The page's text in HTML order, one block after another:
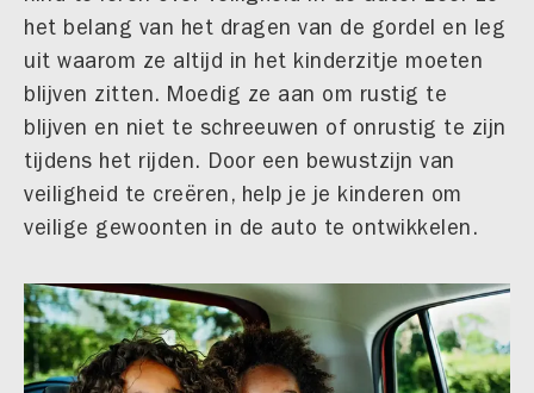
het belang van het dragen van de gordel en leg
uit waarom ze altijd in het kinderzitje moeten
blijven zitten. Moedig ze aan om rustig te
blijven en niet te schreeuwen of onrustig te zijn
tijdens het rijden. Door een bewustzijn van
veiligheid te creëren, help je je kinderen om
veilige gewoonten in de auto te ontwikkelen.